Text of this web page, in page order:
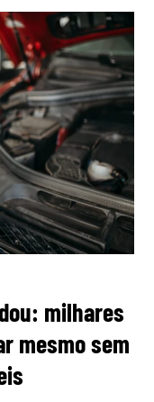
milhares
mesmo sem